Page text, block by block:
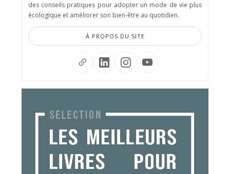
des conseils pratiques pour adopter un mode de vie plus
écologique et améliorer son bien-être au quotidien.
À PROPOS DU SITE